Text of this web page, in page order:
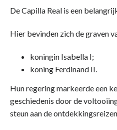
De Capilla Real is een
Hier bevinden zich de graven
koningin Isabella I;
koning Ferdinand II.
Hun regering markeerde een
geschiedenis door de
steun aan de